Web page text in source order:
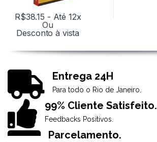
R$38.15 - Até 12x
Ou
Desconto à vista
Entrega 24H
Para todo o Rio de Janeiro.
99% Cliente Satisfeito.
Feedbacks Positivos.
Parcelamento.